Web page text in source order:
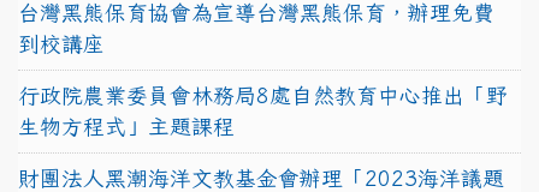
台灣黑熊保育協會為宣導台灣黑熊保育，辦理免費
到校講座
行政院農業委員會林務局8處自然教育中心推出「野
生物方程式」主題課程
財團法人黑潮海洋文教基金會辦理「2023海洋議題